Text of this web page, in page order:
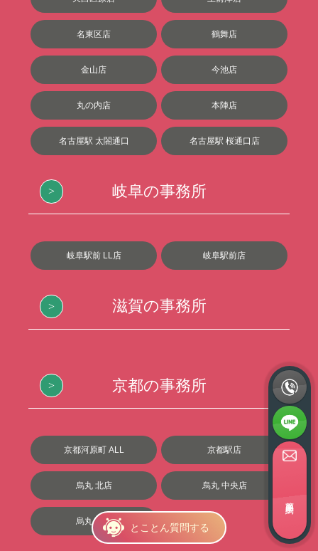
とことん質問する
名東区店 鶴舞店
金山店 今池店
丸の内店 本陣店
名古屋駅 太閤通口 名古屋駅 桜通口店
岐阜の事務所
岐阜駅前 LL店 岐阜駅前店
滋賀の事務所
京都の事務所
京都河原町 ALL 京都駅店
烏丸 北店 烏丸 中央店
烏丸 西店